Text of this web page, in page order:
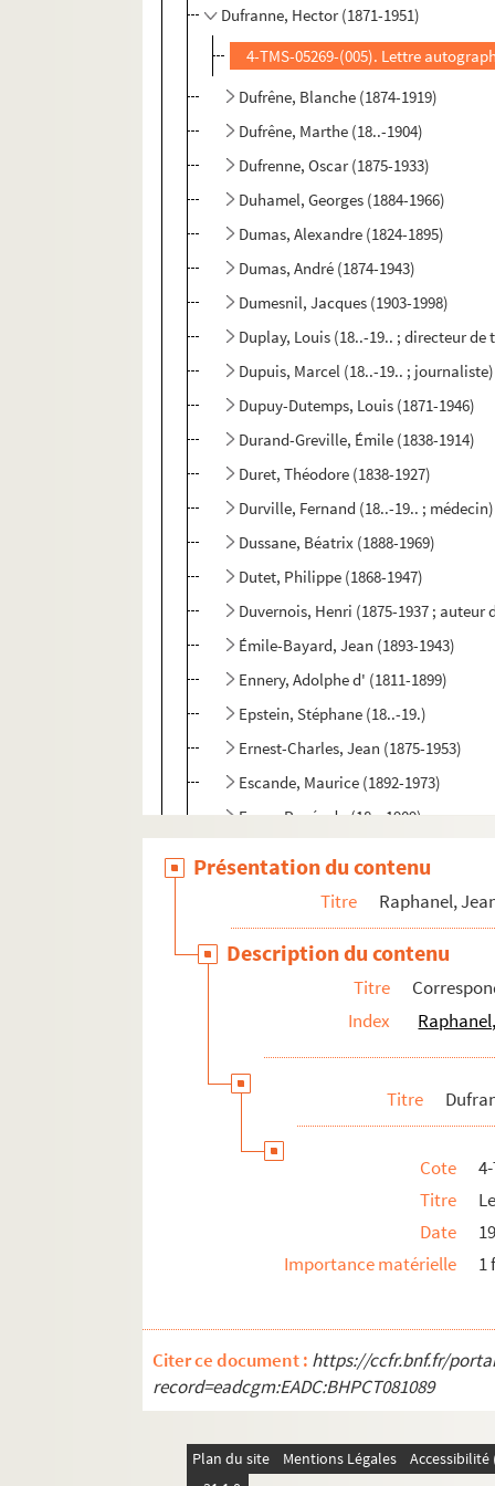
Dufranne, Hector (1871-1951)
4-TMS-05269-(005). Lettre
Dufrêne, Blanche (1874-1919)
Dufrêne, Marthe (18..-1904)
Dufrenne, Oscar (1875-1933)
Duhamel, Georges (1884-1966)
Dumas, Alexandre (1824-1895)
Dumas, André (1874-1943)
Dumesnil, Jacques (1903-1998)
Duplay, Louis (18..-19.. ; directeur de
Dupuis, Marcel (18..-19.. ; journaliste)
Dupuy-Dutemps, Louis (1871-1946)
Durand-Greville, Émile (1838-1914)
Duret, Théodore (1838-1927)
Durville, Fernand (18..-19.. ; médecin)
Dussane, Béatrix (1888-1969)
Dutet, Philippe (1868-1947)
Duvernois, Henri (1875-1937 ;
Émile-Bayard, Jean (1893-1943)
Ennery, Adolphe d' (1811-1899)
Epstein, Stéphane (18..-19.)
Ernest-Charles, Jean (1875-1953)
Escande, Maurice (1892-1973)
Eyner, Renée du (18..-1909)
Esparbès, Georges d' (1863-1944)
Faramond, Maurice de (1862-1923)
Fauchois, René (1882-1962)
Febvre, Frédéric (1833-1916)
Feraudy, Maurice de (1859-1932)
Ferber, Ferdinand (1862-1909)
Fernet, André (1886-1916)
Formèse, Jacques (18..-19.)
Francis, Eve (1886-1980)
Franck, Paul (18..-19.)
Frantel, Max (18..-19.. ; journaliste)
Gaillard, Roger (1893-1970)
Présentation du contenu
Titre Raphanel,
Description du contenu
Titre
Index
Titre
Cote
Titre
Date
Importance matérielle
1
Citer ce document : https://ccfr.bnf.fr/
record=eadcgm:EADC:BHPCT081089
Plan du site Mentions Légales